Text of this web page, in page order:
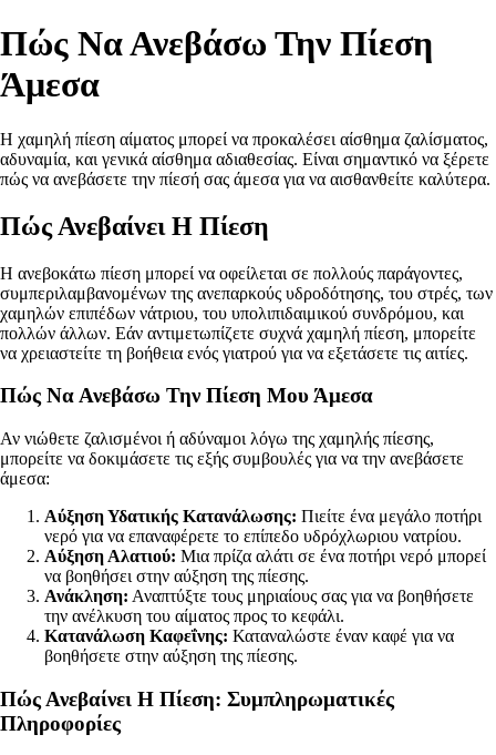
Πώς Να Ανεβάσω Την Πίεση
Άμεσα
Η χαμηλή πίεση αίματος μπορεί να προκαλέσει αίσθημα ζαλίσματος,
αδυναμία, και γενικά αίσθημα αδιαθεσίας. Είναι σημαντικό να ξέρετε
πώς να ανεβάσετε την πίεσή σας άμεσα για να αισθανθείτε καλύτερα.
Πώς Ανεβαίνει Η Πίεση
Η ανεβοκάτω πίεση μπορεί να οφείλεται σε πολλούς παράγοντες,
συμπεριλαμβανομένων της ανεπαρκούς υδροδότησης, του στρές, των
χαμηλών επιπέδων νάτριου, του υπολιπιδαιμικού συνδρόμου, και
πολλών άλλων. Εάν αντιμετωπίζετε συχνά χαμηλή πίεση, μπορείτε
να χρειαστείτε τη βοήθεια ενός γιατρού για να εξετάσετε τις αιτίες.
Πώς Να Ανεβάσω Την Πίεση Μου Άμεσα
Αν νιώθετε ζαλισμένοι ή αδύναμοι λόγω της χαμηλής πίεσης,
μπορείτε να δοκιμάσετε τις εξής συμβουλές για να την ανεβάσετε
άμεσα:
Αύξηση Υδατικής Κατανάλωσης: Πιείτε ένα μεγάλο ποτήρι
νερό για να επαναφέρετε το επίπεδο υδρόχλωριου νατρίου.
Αύξηση Αλατιού: Μια πρίζα αλάτι σε ένα ποτήρι νερό μπορεί
να βοηθήσει στην αύξηση της πίεσης.
Ανάκληση: Αναπτύξτε τους μηριαίους σας για να βοηθήσετε
την ανέλκυση του αίματος προς το κεφάλι.
Κατανάλωση Καφεΐνης: Καταναλώστε έναν καφέ για να
βοηθήσετε στην αύξηση της πίεσης.
Πώς Ανεβαίνει Η Πίεση: Συμπληρωματικές
Πληροφορίες